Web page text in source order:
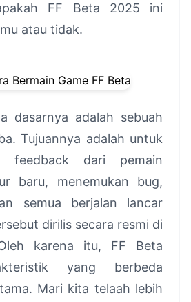
FF Beta 2025 ini
atau tidak.
dasarnya adalah sebuah
Tujuannya adalah untuk
feedback dari pemain
baru, menemukan bug,
semua berjalan lancar
dirilis secara resmi di
karena itu, FF Beta
yang berbeda
Mari kita telaah lebih